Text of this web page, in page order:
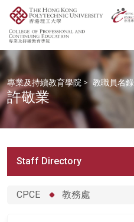
專業及持續教育學院 > 教職員名錄
許敬業
Staff Directory
CPCE 教務處